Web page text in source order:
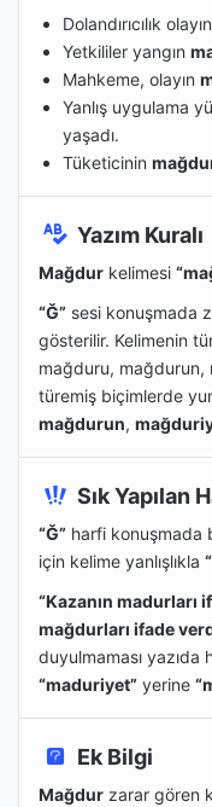
Dolandırıcılık
Yetkililer yangın
Mahkeme, olayın
Yanlış uygulama
yaşadı.
Tüketicinin
Yazım Kuralı
Mağdur kelimesi
“Ğ” sesi konuşmada
gösterilir. Kelimenin
mağduru,
türemiş biçimlerde
mağdurun,
Sık Yapılan
“Ğ” harfi konuşmada
için kelime yanlışlıkla
“Kazanın madurları
mağdurları ifade
duyulmaması yazıda
“maduriyet” yerine
Ek Bilgi
Mağdur zarar gören